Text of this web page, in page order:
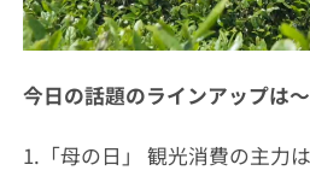
今日の話題のラインアップは～
1.「母の日」 観光消費の主力